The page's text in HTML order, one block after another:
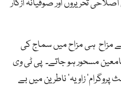
تحریروں اور صوفیانہ ازکار
مزاح ہی مزاح میں سماج کی
مسحور ہو جاتے۔ پی ٹی وی
زاویہ‘ ناطرین میں بے